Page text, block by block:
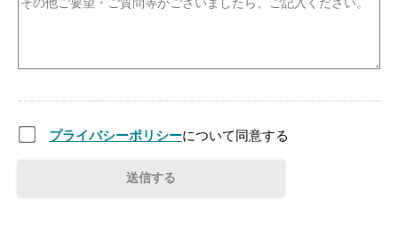
プライバシーポリシーについて同意する